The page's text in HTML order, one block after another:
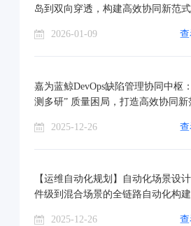
岛到双向穿透，构建高效协同新范式
2026-01-09
嘉为蓝鲸DevOps缺陷管理协同中枢
测多研” 质量困局，打造高效协同新
2025-12-26
【运维自动化规划】自动化场景设
件级到混合场景的全链路自动化构建
2025-12-26